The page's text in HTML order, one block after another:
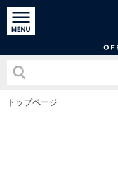
トップページ